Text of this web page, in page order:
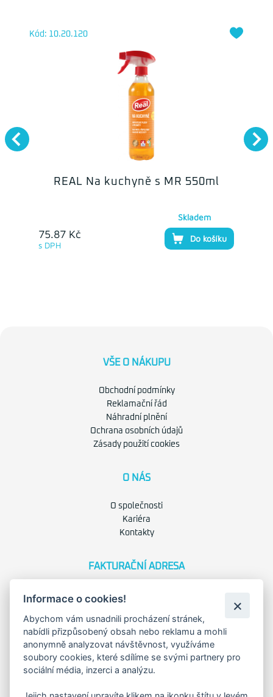
REAL Na kuchyně s MR 550ml
Kód: 10.20.120
75.87 Kč
s DPH
Skladem
Do košíku
VŠE O NÁKUPU
Obchodní podmínky
Reklamační řád
Náhradní plnění
Ochrana osobních údajů
Zásady použití cookies
O NÁS
O společnosti
Kariéra
Kontakty
FAKTURAČNÍ ADRESA
Družstevní 1394/12
Praha 4 - Nusle, 140 00
DIČ: CZ28404009
KORESP. ADRESA A SKLAD
Informace o cookies!
Abychom vám usnadnili procházení stránek,
nabídli přizpůsobený obsah nebo reklamu a mohli
anonymně analyzovat návštěvnost, využíváme
soubory cookies, které sdílíme se svými partnery pro
sociální média, inzerci a analýzu.